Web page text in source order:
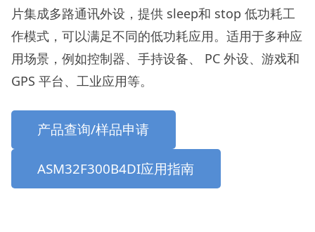
片集成多路通讯外设，提供 sleep和 stop 低功耗工
作模式，可以满足不同的低功耗应用。适用于多种应
用场景，例如控制器、手持设备、 PC 外设、游戏和
GPS 平台、工业应用等。
产品查询/样品申请
ASM32F300B4DI应用指南